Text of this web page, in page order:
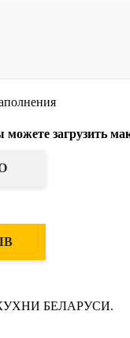
загрузить
КУХНИ БЕЛАРУСИ.